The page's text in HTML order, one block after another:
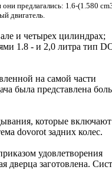
предлагались: 1.6-(1.580
двигатель.
и четырех цилиндрах;
1.8 - и 2,0 литра тип
на самой части
была представлена
которые включают
dovorot задних колес.
удовлетворения
дверца заготовлена.